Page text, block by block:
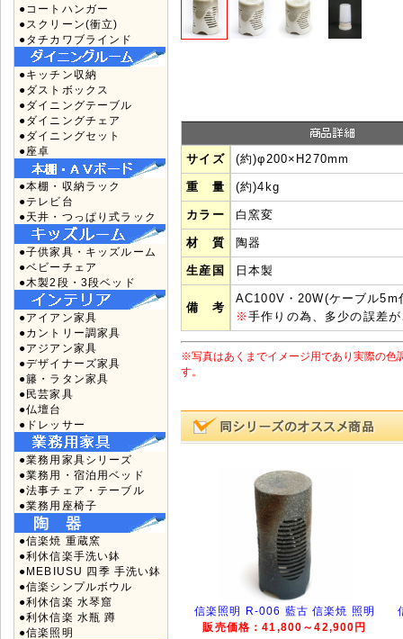
●コートハンガー
●スクリーン(衝立)
●タチカワブラインド
●キッチン収納
●ダストボックス
●ダイニングテーブル
●ダイニングチェア
●ダイニングセット
●座卓
●本棚・収納ラック
●テレビ台
●天井・つっぱり式ラック
●子供家具・キッズルーム
●ベビーチェア
●木製2段・3段ベッド
●アイアン家具
●カントリー調家具
●アジアン家具
●デザイナーズ家具
●籐・ラタン家具
●民芸家具
●仏壇台
●ドレッサー
●業務用家具シリーズ
●業務用・宿泊用ベッド
●法事チェア・テーブル
●業務用座椅子
●信楽焼 重蔵窯
●利休信楽手洗い鉢
●MEBIUSU 四季 手洗い鉢
●信楽シンプルボウル
●利休信楽 水琴窟
●利休信楽 水瓶 蹲
●信楽照明
サイズ (約)φ200×H270mm
重 量 (約)4kg
カラー 白窯変
材 質 陶器
生産国 日本製
備 考
AC100V・20W(ケーブル5m
※手作りの為、多少の誤差
※写真はあくまでイメージ用であり実際の色
す。
信楽照明 R-006 藍古 信楽焼 照明
販売価格：41,800～42,900円